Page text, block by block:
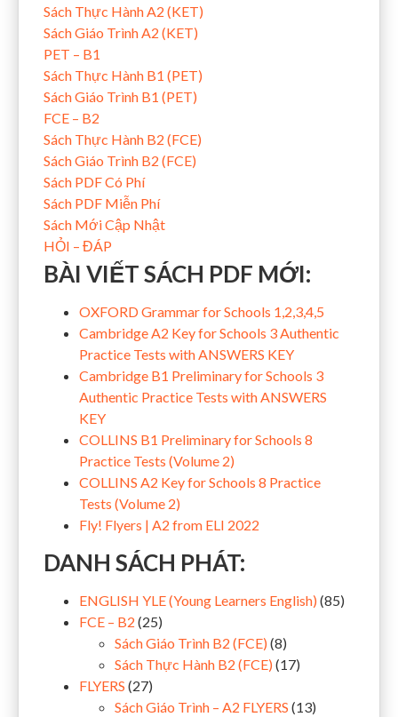
Sách Thực Hành A2 (KET)
Sách Giáo Trình A2 (KET)
PET – B1
Sách Thực Hành B1 (PET)
Sách Giáo Trình B1 (PET)
FCE – B2
Sách Thực Hành B2 (FCE)
Sách Giáo Trình B2 (FCE)
Sách PDF Có Phí
Sách PDF Miễn Phí
Sách Mới Cập Nhật
HỎI – ĐÁP
BÀI VIẾT SÁCH PDF MỚI:
OXFORD Grammar for Schools 1,2,3,4,5
Cambridge A2 Key for Schools 3 Authentic
Practice Tests with ANSWERS KEY
Cambridge B1 Preliminary for Schools 3
Authentic Practice Tests with ANSWERS
KEY
COLLINS B1 Preliminary for Schools 8
Practice Tests (Volume 2)
COLLINS A2 Key for Schools 8 Practice
Tests (Volume 2)
Fly! Flyers | A2 from ELI 2022
DANH SÁCH PHÁT:
ENGLISH YLE (Young Learners English) (85)
FCE – B2 (25)
Sách Giáo Trình B2 (FCE) (8)
Sách Thực Hành B2 (FCE) (17)
FLYERS (27)
Sách Giáo Trình – A2 FLYERS (13)